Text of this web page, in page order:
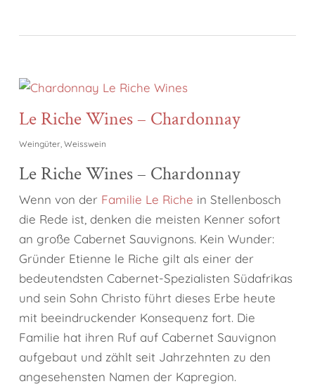
Le Riche Wines – Chardonnay
Weingüter, Weisswein
Le Riche Wines – Chardonnay
Wenn von der Familie Le Riche in Stellenbosch
die Rede ist, denken die meisten Kenner sofort
an große Cabernet Sauvignons. Kein Wunder:
Gründer Etienne le Riche gilt als einer der
bedeutendsten Cabernet-Spezialisten Südafrikas
und sein Sohn Christo führt dieses Erbe heute
mit beeindruckender Konsequenz fort. Die
Familie hat ihren Ruf auf Cabernet Sauvignon
aufgebaut und zählt seit Jahrzehnten zu den
angesehensten Namen der Kapregion.